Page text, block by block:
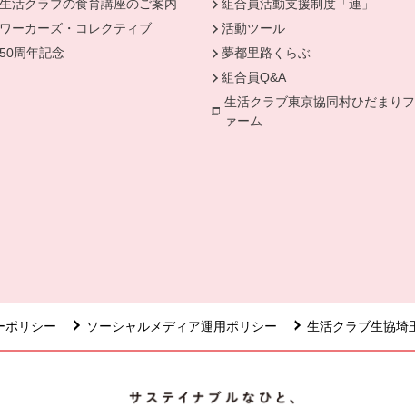
生活クラブの食育講座のご案内
ワーカーズ・コレクティブ
50周年記念
組合員活動支援制度「連」
活動ツール
夢都里路くらぶ
組合員Q&A
生活クラブ東京協同村ひだまりフ
ァーム
ポリシー ソーシャルメディア運用ポリシー 生活クラブ生協埼